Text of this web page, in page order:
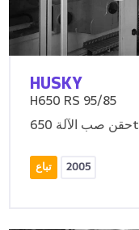
HUSKY
H650 RS 95/85
حقن صب الآلة 650t
تباع 2005